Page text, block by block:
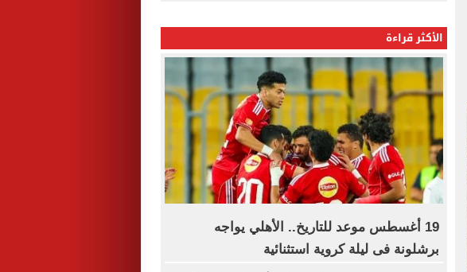
الأكثر قراءة
19 أغسطس موعد للتاريخ.. الأهلي يواجه
برشلونة فى ليلة كروية استثنائية